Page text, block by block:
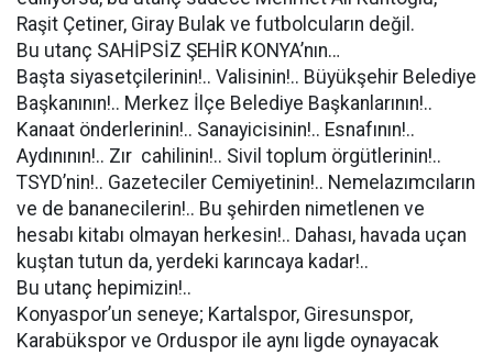
Raşit Çetiner, Giray Bulak ve futbolcuların değil.
Bu utanç SAHİPSİZ ŞEHİR KONYA’nın…
Başta siyasetçilerinin!.. Valisinin!.. Büyükşehir Belediye
Başkanının!.. Merkez İlçe Belediye Başkanlarının!..
Kanaat önderlerinin!.. Sanayicisinin!.. Esnafının!..
Aydınının!.. Zır cahilinin!.. Sivil toplum örgütlerinin!..
TSYD’nin!.. Gazeteciler Cemiyetinin!.. Nemelazımcıların
ve de bananecilerin!.. Bu şehirden nimetlenen ve
hesabı kitabı olmayan herkesin!.. Dahası, havada uçan
kuştan tutun da, yerdeki karıncaya kadar!..
Bu utanç hepimizin!..
Konyaspor’un seneye; Kartalspor, Giresunspor,
Karabükspor ve Orduspor ile aynı ligde oynayacak